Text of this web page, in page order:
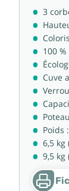
3
100
Cuve
Poids :
6,5 kg
9,5 kg